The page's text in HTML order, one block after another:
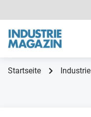
Startseite Industrie